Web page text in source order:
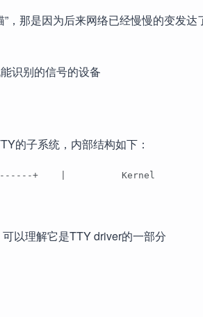
，那是因为后来网络已经慢慢的变发
识别的信号的设备
的子系统，内部结构如下：
+    |          Kernel
以理解它是TTY driver的一部分